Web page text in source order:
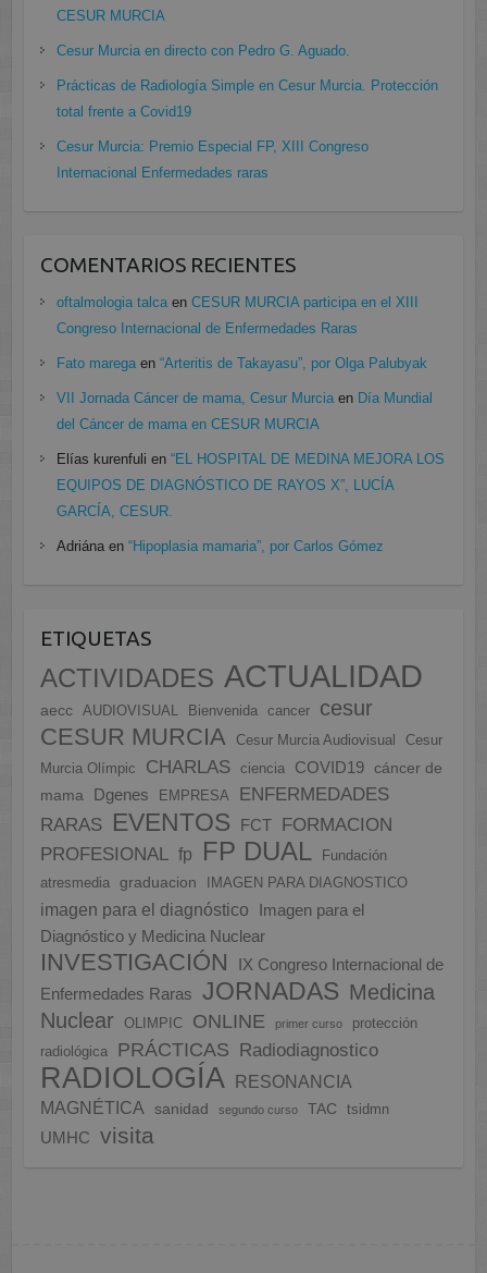
CESUR MURCIA
Cesur Murcia en directo con Pedro G. Aguado.
Prácticas de Radiología Simple en Cesur Murcia. Protección
total frente a Covid19
Cesur Murcia: Premio Especial FP, XIII Congreso
Internacional Enfermedades raras
COMENTARIOS RECIENTES
oftalmologia talcaen CESUR MURCIA participa en el XIII
Congreso Internacional de Enfermedades Raras
Fato maregaen “Arteritis de Takayasu”, por Olga Palubyak
VII Jornada Cáncer de mama, Cesur Murciaen Día Mundial
del Cáncer de mama en CESUR MURCIA
Elías kurenfuli en “EL HOSPITAL DE MEDINA MEJORA LOS
EQUIPOS DE DIAGNÓSTICO DE RAYOS X”, LUCÍA
GARCÍA, CESUR.
Adriánaen “Hipoplasia mamaria”, por Carlos Gómez
ETIQUETAS
ACTIVIDADES ACTUALIDAD
aecc AUDIOVISUAL Bienvenida cancer cesur
CESUR MURCIA Cesur Murcia Audiovisual
Cesur
Murcia Olímpic
CHARLAS ciencia COVID19
cáncer de
mama
Dgenes EMPRESA
ENFERMEDADES
RARAS EVENTOS FCT
FORMACION
PROFESIONAL fp FP DUAL
Fundación
atresmedia
graduacion IMAGEN PARA DIAGNOSTICO
imagen para el diagnóstico
Imagen para el
Diagnóstico y Medicina Nuclear
INVESTIGACIÓN
IX Congreso Internacional de
Enfermedades Raras
JORNADAS Medicina
Nuclear
OLIMPIC ONLINE primer curso
protección
radiológica
PRÁCTICAS Radiodiagnostico
RADIOLOGÍA
RESONANCIA
MAGNÉTICA
sanidad segundo curso TAC tsidmn
UMHC visita